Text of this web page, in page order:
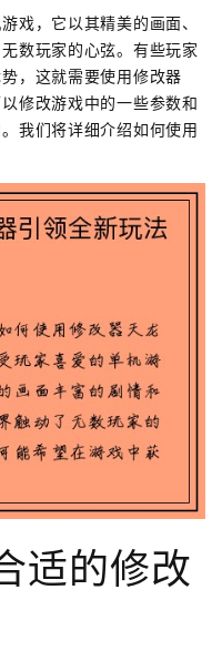
戏，它以其精美的画面、
数玩家的心弦。有些玩家
，这就需要使用修改器
修改游戏中的一些参数和
我们将详细介绍如何使用
适的修改